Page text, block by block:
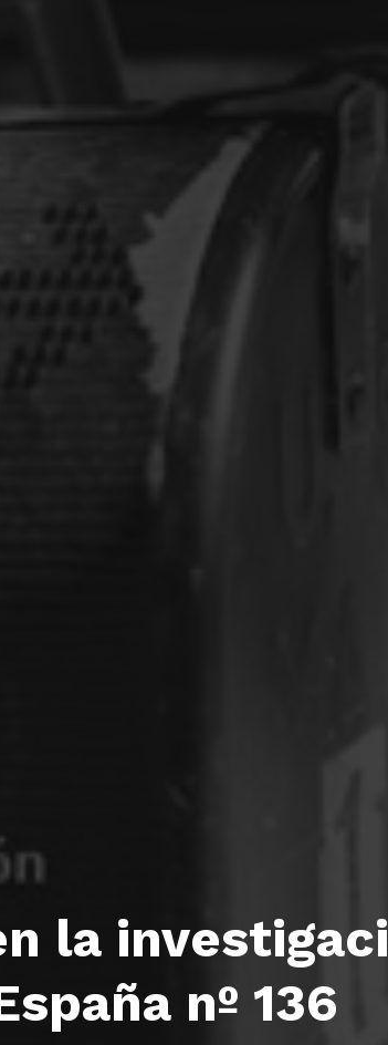
la
nº 136